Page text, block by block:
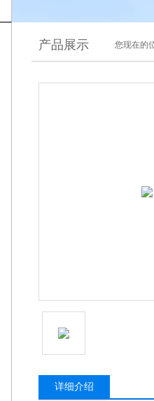
产品展示 您现在的
详细介绍